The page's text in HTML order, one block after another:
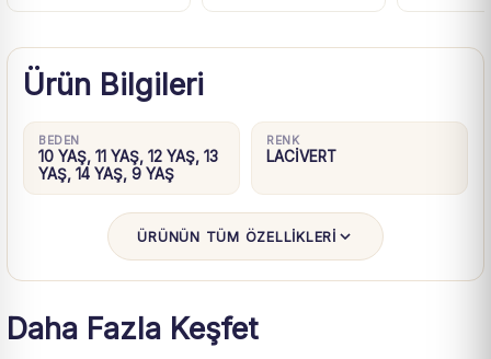
Ürün Bilgileri
BEDEN
10 YAŞ, 11 YAŞ, 12 YAŞ, 13
YAŞ, 14 YAŞ, 9 YAŞ
RENK
LACİVERT
ÜRÜNÜN TÜM ÖZELLİKLERİ
Daha Fazla Keşfet